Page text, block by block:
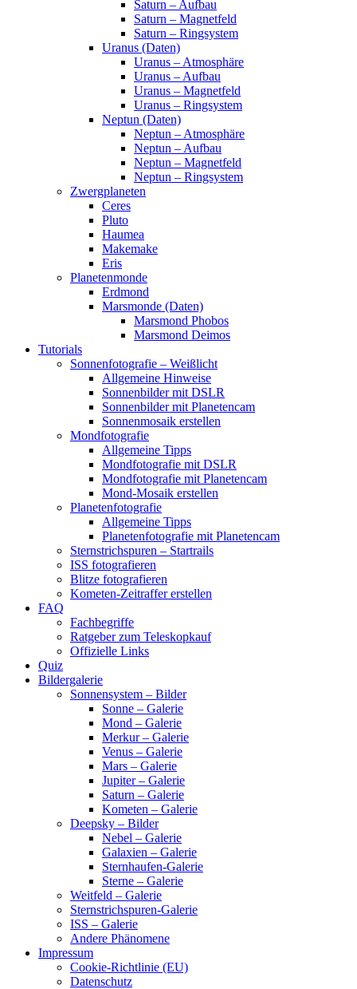
Saturn – Aufbau
Saturn – Magnetfeld
Saturn – Ringsystem
Uranus (Daten)
Uranus – Atmosphäre
Uranus – Aufbau
Uranus – Magnetfeld
Uranus – Ringsystem
Neptun (Daten)
Neptun – Atmosphäre
Neptun – Aufbau
Neptun – Magnetfeld
Neptun – Ringsystem
Zwergplaneten
Ceres
Pluto
Haumea
Makemake
Eris
Planetenmonde
Erdmond
Marsmonde (Daten)
Marsmond Phobos
Marsmond Deimos
Tutorials
Sonnenfotografie – Weißlicht
Allgemeine Hinweise
Sonnenbilder mit DSLR
Sonnenbilder mit Planetencam
Sonnenmosaik erstellen
Mondfotografie
Allgemeine Tipps
Mondfotografie mit DSLR
Mondfotografie mit Planetencam
Mond-Mosaik erstellen
Planetenfotografie
Allgemeine Tipps
Planetenfotografie mit Planetencam
Sternstrichspuren – Startrails
ISS fotografieren
Blitze fotografieren
Kometen-Zeitraffer erstellen
FAQ
Fachbegriffe
Ratgeber zum Teleskopkauf
Offizielle Links
Quiz
Bildergalerie
Sonnensystem – Bilder
Sonne – Galerie
Mond – Galerie
Merkur – Galerie
Venus – Galerie
Mars – Galerie
Jupiter – Galerie
Saturn – Galerie
Kometen – Galerie
Deepsky – Bilder
Nebel – Galerie
Galaxien – Galerie
Sternhaufen-Galerie
Sterne – Galerie
Weitfeld – Galerie
Sternstrichspuren-Galerie
ISS – Galerie
Andere Phänomene
Impressum
Cookie-Richtlinie (EU)
Datenschutz